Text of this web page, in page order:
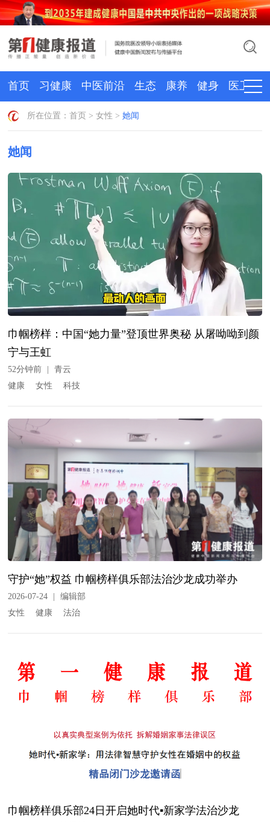
首页 习健康 中医前沿 生态 康养 健身 医卫
所在位置：首页 >女性 >她闻
她闻
巾帼榜样：中国“她力量”登顶世界奥秘 从屠呦呦到颜
宁与王虹
52分钟前 |
青云
健康
女性 科技
守护“她”权益 巾帼榜样俱乐部法治沙龙成功举办
2026-07-24
编辑部
女性
健康 法治
巾帼榜样俱乐部24日开启她时代▪新家学法治沙龙